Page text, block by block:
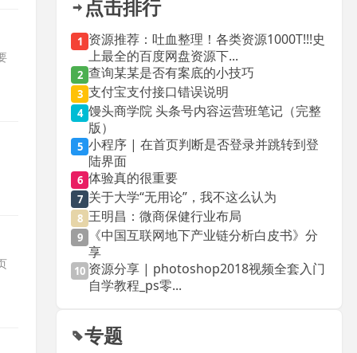
点击排行
1 资源推荐：吐血整理！各类资源1000T!!!史
上最全的百度网盘资源下...
2 查询某某是否有案底的小技巧
3 支付宝支付接口错误说明
4 馒头商学院 头条号内容运营班笔记（完整
版）
5 小程序 | 在首页判断是否登录并跳转到登
陆界面
6 体验真的很重要
7 关于大学“无用论”，我不这么认为
8 王明昌：微商保健行业布局
9
《中国互联网地下产业链分析白皮书》分
享
10 资源分享 | photoshop2018视频全套入门
自学教程_ps零...
专题